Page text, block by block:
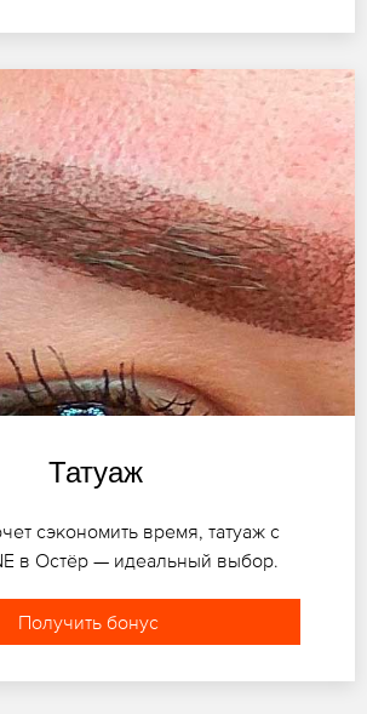
Татуаж
сэкономить время, татуаж с
в Остёр — идеальный выбор.
Получить бонус